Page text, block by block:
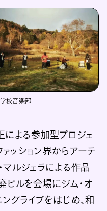
校音楽部
による参加型プロジェ
ァッション界からアーテ
マルジェラによる作品
ビルを会場にジム・オ
グライブをはじめ、和